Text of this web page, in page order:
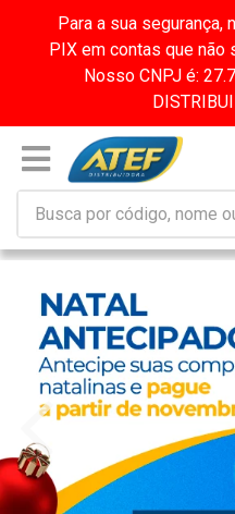
Para a sua
PIX em contas que não
Nosso CNPJ é: